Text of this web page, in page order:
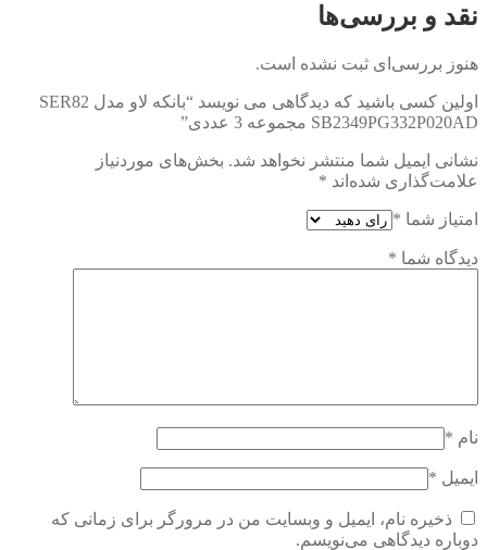
نقد و بررسی‌ها
هنوز بررسی‌ای ثبت نشده است.
اولین کسی باشید که دیدگاهی می نویسد “بانکه لاو مدل SER82
SB2349PG332P020AD مجموعه 3 عددی”
نشانی ایمیل شما منتشر نخواهد شد. بخش‌های موردنیاز
علامت‌گذاری شده‌اند *
امتیاز شما *
دیدگاه شما *
نام *
ایمیل *
ذخیره نام، ایمیل و وبسایت من در مرورگر برای زمانی که
دوباره دیدگاهی می‌نویسم.